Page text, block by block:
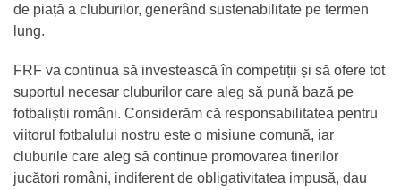
de piață a cluburilor, generând sustenabilitate pe termen
lung.
FRF va continua să investească în competiții și să ofere tot
suportul necesar cluburilor care aleg să pună bază pe
fotbaliștii români. Considerăm că responsabilitatea pentru
viitorul fotbalului nostru este o misiune comună, iar
cluburile care aleg să continue promovarea tinerilor
jucători români, indiferent de obligativitatea impusă, dau